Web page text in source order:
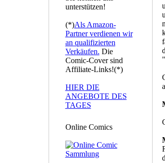
unterstützen!
(*)Als Amazon-
Partner verdienen wir
an qualifizierten
Verkäufen. Die
Comic-Cover sind
Affiliate-Links!(*)
HIER DIE
ANGEBOTE DES
TAGES
Online Comics